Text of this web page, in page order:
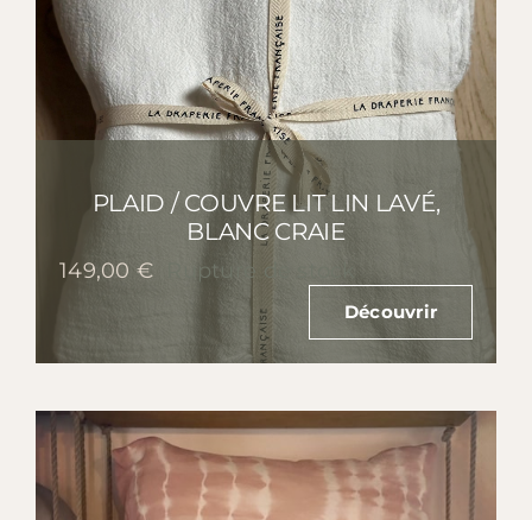
PLAID / COUVRE LIT LIN LAVÉ,
BLANC CRAIE
149,00 € Rupture de stock
Découvrir